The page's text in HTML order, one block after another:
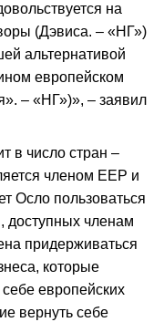
на
(Дэвиса. – «НГ»)
альтернативой
европейском
– «НГ»)», – заявил
в число стран –
членом ЕЕР и
Осло пользоваться
доступных членам
придерживаться
которые
европейских
вернуть себе